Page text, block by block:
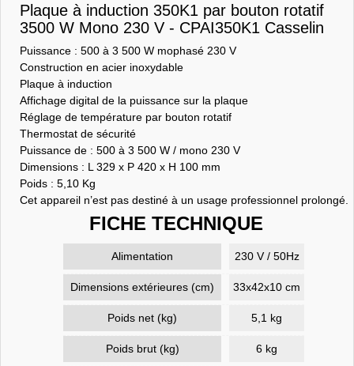
Plaque à induction 350K1 par bouton rotatif
3500 W Mono 230 V - CPAI350K1 Casselin
Puissance : 500 à 3 500 W mophasé 230 V
Construction en acier inoxydable
Plaque à induction
Affichage digital de la puissance sur la plaque
Réglage de température par bouton rotatif
Thermostat de sécurité
Puissance de : 500 à 3 500 W / mono 230 V
Dimensions : L 329 x P 420 x H 100 mm
Poids : 5,10 Kg
Cet appareil n’est pas destiné à un usage professionnel prolongé.
FICHE TECHNIQUE
Alimentation 230 V / 50Hz
Dimensions extérieures (cm) 33x42x10 cm
Poids net (kg) 5,1 kg
Poids brut (kg) 6 kg